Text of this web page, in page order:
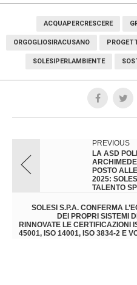
ACQUAPERCRESCERE
ORGOGLIOSIRACUSANO
SOLESIPERLAMBIENTE
PREVIOUS
LA ASD
POSTO
2025:
TALENTO
SOLESI S.P.A. CONFERMA
DEI PROPRI SISTEMI
RINNOVATE LE CERTIFICAZIONI
45001, ISO 14001, ISO 3834-2 E